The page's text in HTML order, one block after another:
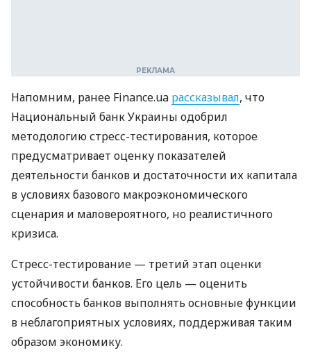
Напомним, ранее Finance.ua рассказывал, что
Национальный банк Украины одобрил
методологию стресс-тестирования, которое
предусматривает оценку показателей
деятельности банков и достаточности их капитала
в условиях базового макроэкономического
сценария и маловероятного, но реалистичного
кризиса.
Стресс-тестирование — третий этап оценки
устойчивости банков. Его цель — оценить
способность банков выполнять основные функции
в неблагоприятных условиях, поддерживая таким
образом экономику.